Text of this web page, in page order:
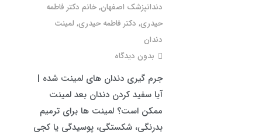
دندانپزشک اصفهان,خانم دکتر فاطمه
حیدری, دکتر فاطمه حیدری, لمینت
دندان
بدون دیدگاه
جرم گیری دندان های لمینت شده |
آیا سفید کردن دندان بعد لمینت
ممکن است؟ لمینت ها برای ترمیم
بدرنگی، شکستگی، پوسیدگی یا کجی